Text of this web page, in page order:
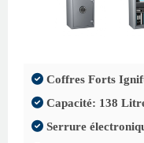
Coffres Forts
Capacité: 138
Serrure